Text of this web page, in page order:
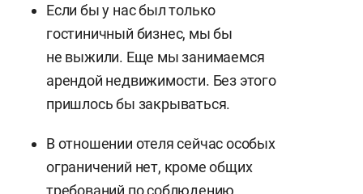
Если бы у нас был только
гостиничный бизнес, мы бы
не выжили. Еще мы занимаемся
арендой недвижимости. Без этого
пришлось бы закрываться.
В отношении отеля сейчас особых
ограничений нет, кроме общих
требований по соблюдению